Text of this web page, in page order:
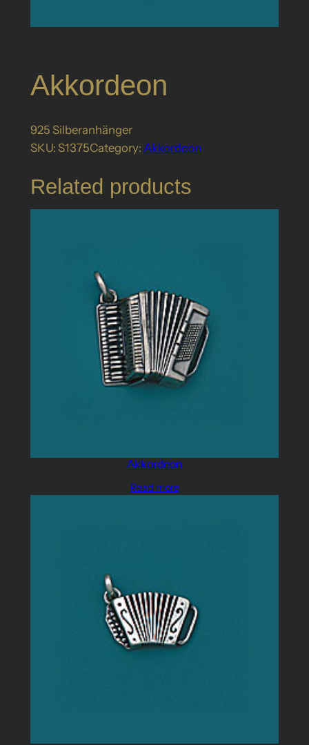
Akkordeon
925 Silberanhänger
SKU: S1375Category: Akkordeon
Related products
Akkordeon
Read more